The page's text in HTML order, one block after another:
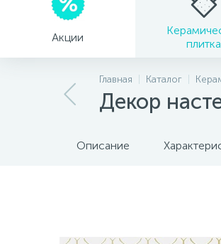
Акции
плитка
Главная Каталог
Декор
Описание